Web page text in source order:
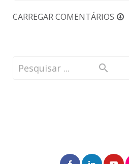
CARREGAR COMENTÁRIOS